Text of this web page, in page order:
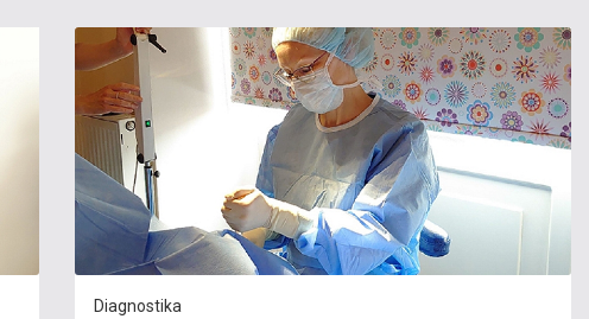
Diagnostika